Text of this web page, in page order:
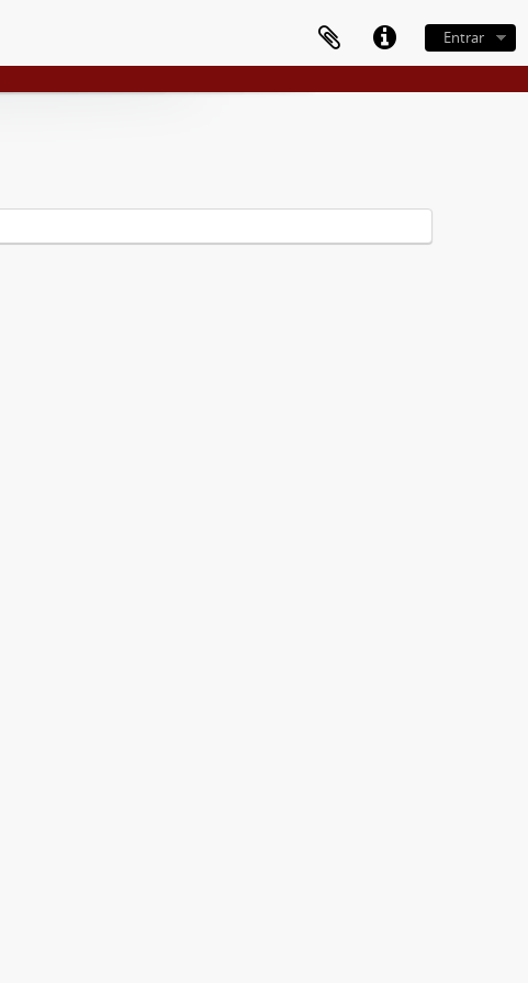
Entrar